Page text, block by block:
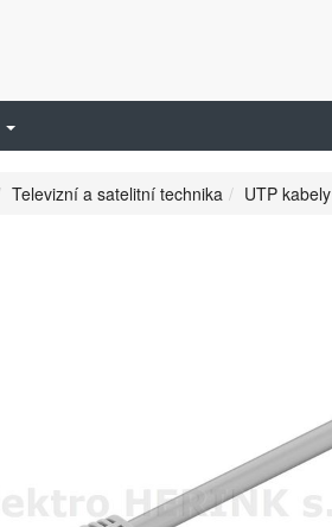
Televizní a satelitní technika UTP kabely